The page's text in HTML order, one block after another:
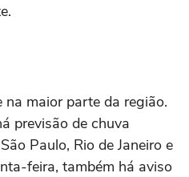
maior parte da região.
previsão de chuva
Paulo, Rio de Janeiro e
feira, também há aviso